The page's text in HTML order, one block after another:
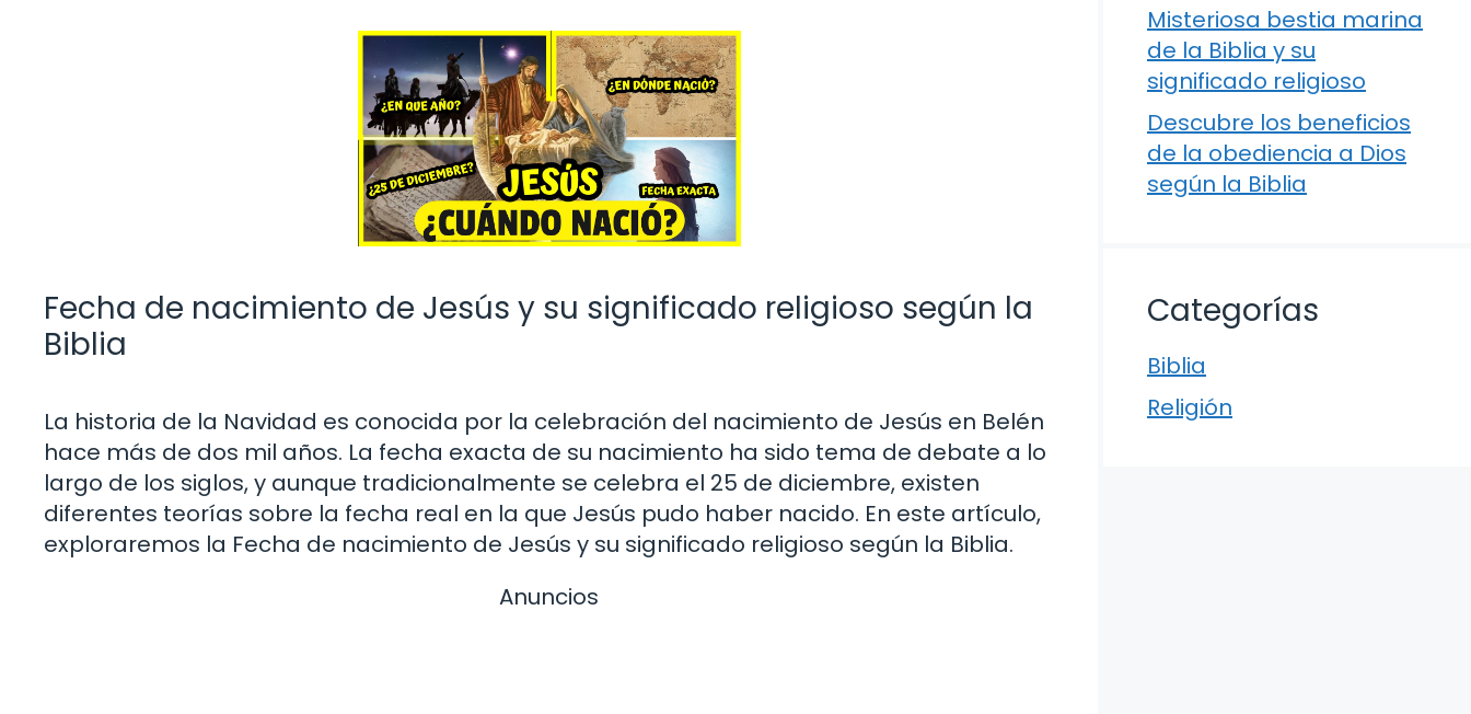
Fecha de nacimiento de Jesús y su significado religioso según la
Biblia
La historia de la Navidad es conocida por la celebración del nacimiento de Jesús en Belén
hace más de dos mil años. La fecha exacta de su nacimiento ha sido tema de debate a lo
largo de los siglos, y aunque tradicionalmente se celebra el 25 de diciembre, existen
diferentes teorías sobre la fecha real en la que Jesús pudo haber nacido. En este artículo,
exploraremos la Fecha de nacimiento de Jesús y su significado religioso según la Biblia.
Anuncios
Misteriosa bestia marina
de la Biblia y su
significado religioso
Descubre los beneficios
de la obediencia a Dios
según la Biblia
Categorías
Biblia
Religión